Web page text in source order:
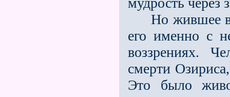
Но жившее в
его именно с
воззрениях.
смерти
Это было